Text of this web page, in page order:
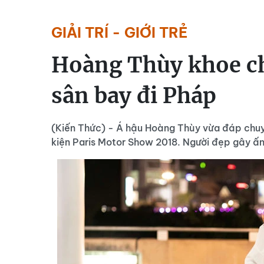
GIẢI TRÍ - GIỚI TRẺ
Hoàng Thùy khoe
sân bay đi Pháp
(Kiến Thức) - Á hậu Hoàng Thùy vừa đáp
kiện Paris Motor Show 2018. Người đẹp gây